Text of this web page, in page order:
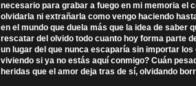
necesario para grabar a fuego en mi memoria el
olvidarla ni extrañarla como vengo haciendo
en el mundo que duela más que la idea de saber
rescatar del olvido todo cuanto hoy forma parte
un lugar del que nunca escaparía sin importar
viviendo si ya no estás aquí conmigo? Cuán
heridas que el amor deja tras de sí, olvidando